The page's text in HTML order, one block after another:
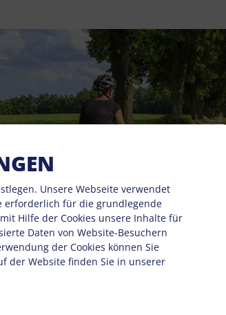
© Heinz Waldukat, stock.adobe.com
Unsere Webseite verwendet
erforderlich für die grundlegende
Hilfe der Cookies unsere Inhalte für
Daten von Website-Besuchern
der Cookies können Sie
der Website finden Sie in unserer